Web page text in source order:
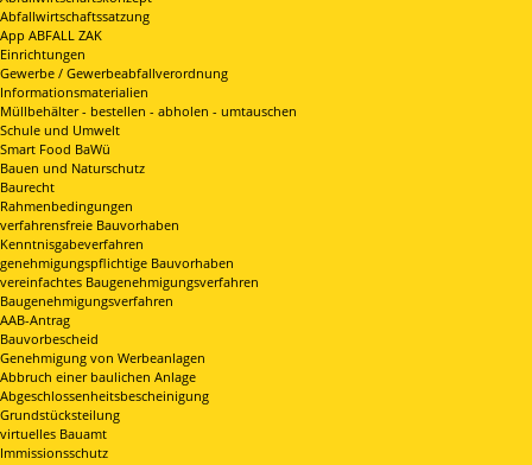
Abfallwirtschaftssatzung
App ABFALL ZAK
Einrichtungen
Gewerbe / Gewerbeabfallverordnung
Informationsmaterialien
Müllbehälter - bestellen - abholen - umtauschen
Schule und Umwelt
Smart Food BaWü
Bauen und Naturschutz
Baurecht
Rahmenbedingungen
verfahrensfreie Bauvorhaben
Kenntnisgabeverfahren
genehmigungspflichtige Bauvorhaben
vereinfachtes Baugenehmigungsverfahren
Baugenehmigungsverfahren
AAB-Antrag
Bauvorbescheid
Genehmigung von Werbeanlagen
Abbruch einer baulichen Anlage
Abgeschlossenheitsbescheinigung
Grundstücksteilung
virtuelles Bauamt
Immissionsschutz